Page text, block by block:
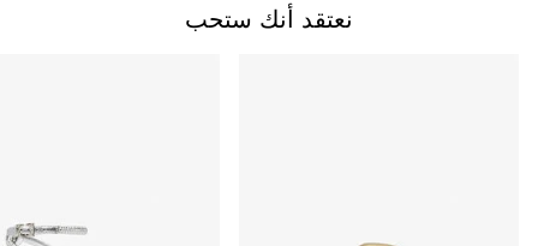
نعتقد أنك ستحب